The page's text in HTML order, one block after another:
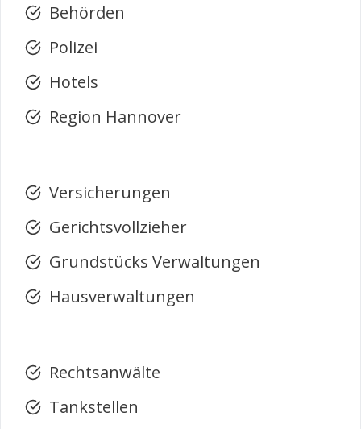
Behörden
Polizei
Hotels
Region Hannover
Versicherungen
Gerichtsvollzieher
Grundstücks Verwaltungen
Hausverwaltungen
Rechtsanwälte
Tankstellen